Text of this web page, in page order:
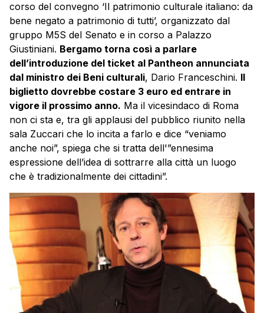
corso del convegno ‘Il patrimonio culturale italiano: da
bene negato a patrimonio di tutti’, organizzato dal
gruppo M5S del Senato e in corso a Palazzo
Giustiniani. Bergamo torna così a parlare
dell’introduzione del ticket al Pantheon annunciata
dal ministro dei Beni culturali, Dario Franceschini. Il
biglietto dovrebbe costare 3 euro ed entrare in
vigore il prossimo anno. Ma il vicesindaco di Roma
non ci sta e, tra gli applausi del pubblico riunito nella
sala Zuccari che lo incita a farlo e dice “veniamo
anche noi”, spiega che si tratta dell'”ennesima
espressione dell’idea di sottrarre alla città un luogo
che è tradizionalmente dei cittadini”.